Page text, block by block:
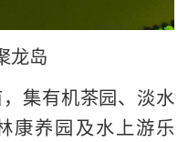
龙岛
集有机茶园、淡水
康养园及水上游乐